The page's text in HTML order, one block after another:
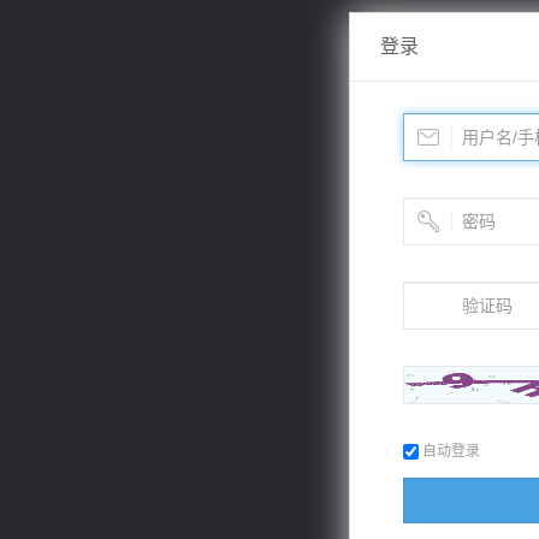
登录
自动登录